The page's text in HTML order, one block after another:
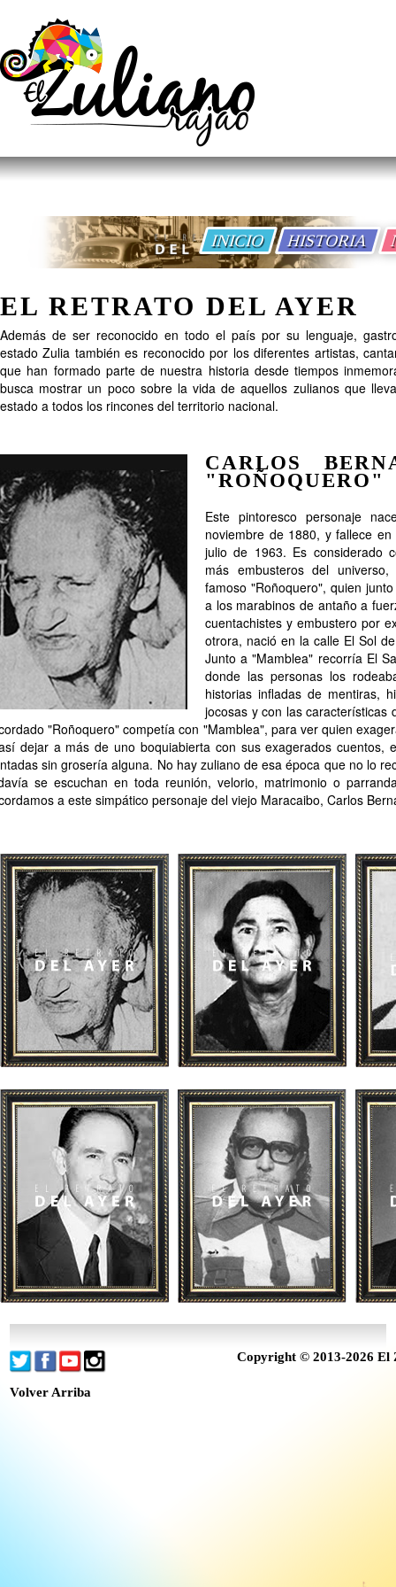
INICIO HISTORIA
EL RETRATO DEL AYER
Además de ser reconocido en todo el país por su lenguaje,
estado Zulia también es reconocido por los diferentes artistas,
que han formado parte de nuestra historia desde tiempos
busca mostrar un poco sobre la vida de aquellos zulianos que
estado a todos los rincones del territorio nacional.
CARLOS
"ROÑOQUERO"
Este pintoresco personaje
noviembre de 1880, y fallece
julio de 1963. Es considerado
más embusteros del
famoso "Roñoquero", quien
a los marabinos de antaño a
cuentachistes y embustero por
otrora, nació en la calle El Sol
Junto a "Mamblea" recorría El
donde las personas los
historias infladas de mentiras,
jocosas y con las características
"Roñoquero" competía con "Mamblea", para ver quien
dejar a más de uno boquiabierta con sus exagerados cuentos,
sin grosería alguna. No hay zuliano de esa época que no lo
se escuchan en toda reunión, velorio, matrimonio o
a este simpático personaje del viejo Maracaibo, Carlos
Copyright © 2013-2026 El
Volver Arriba